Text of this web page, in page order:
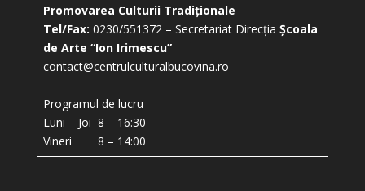
Promovarea Culturii Tradiționale
Tel/Fax: 0230/551372 – Secretariat Direcția Școala
de Arte “Ion Irimescu”
contact@centrulculturalbucovina.ro
Programul de lucru
Luni – Joi 8 – 16:30
Vineri 8 – 14:00